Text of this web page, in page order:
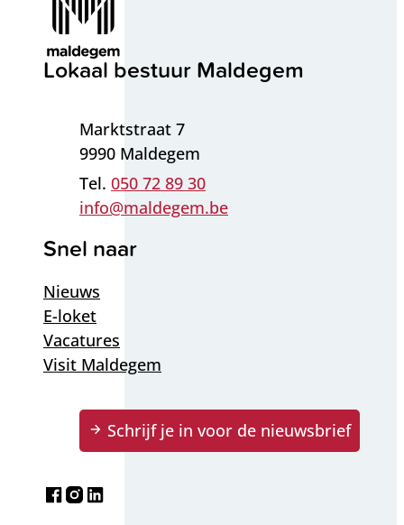
Contact & openingsuren
Lokaal bestuur Maldegem
AdresMarktstraat 7
,9990 Maldegem
050 72 89 30
E-mailinfo@maldegem.be
Snel naar
Nieuws
E-loket
Vacatures
Visit Maldegem
Schrijf je in voor de nieuwsbrief
Facebook
Instagram
LinkedIn